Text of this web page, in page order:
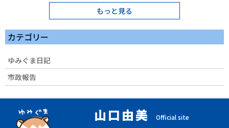
もっと見る
カテゴリー
ゆみぐま日記
市政報告
山口由美
Official site